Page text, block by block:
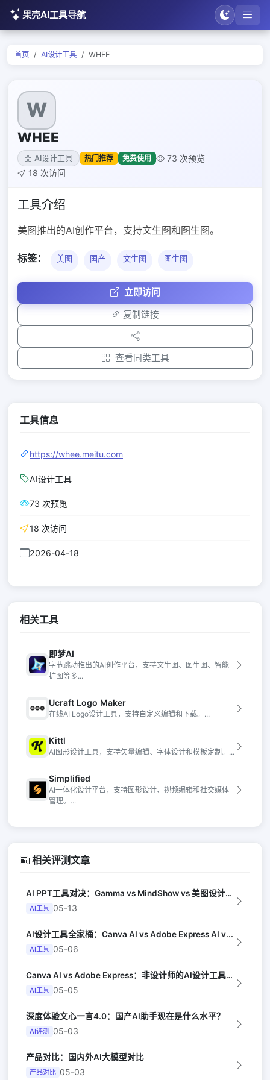
果壳AI工具导航
首页 AI设计工具 WHEE
W
WHEE
AI设计工具 热门推荐 免费使用
73 次预览
18 次访问
工具介绍
美图推出的AI创作平台，支持文生图和图生图。
标签： 美图 国产 文生图 图生图
立即访问
复制链接
查看同类工具
工具信息
https://whee.meitu.com
AI设计工具
73 次预览
18 次访问
2026-04-18
相关工具
即梦AI
字节跳动推出的AI创作平台，支持文生图、图生图、智能
扩图等多...
Ucraft Logo Maker
在线AI Logo设计工具，支持自定义编辑和下载。...
Kittl
AI图形设计工具，支持矢量编辑、字体设计和模板定制。...
Simplified
AI一体化设计平台，支持图形设计、视频编辑和社交媒体
管理。...
相关评测文章
AI PPT工具对决：Gamma vs MindShow vs 美图设计室（Pr...
AI工具 05-13
AI设计工具全家桶：Canva AI vs Adobe Express AI v...
AI工具 05-06
Canva AI vs Adobe Express：非设计师的AI设计工具对决（...
AI工具 05-05
深度体验文心一言4.0：国产AI助手现在是什么水平？
AI评测 05-03
产品对比：国内外AI大模型对比
产品对比 05-03